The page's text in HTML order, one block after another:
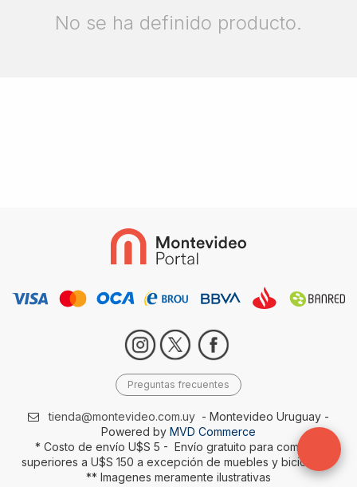
No se ha definido producto.
Preguntas frecuentes
tienda@montevideo.com.uy - Montevideo Uruguay -
Powered by MVD Commerce
* Costo de envío U$S 5 - Envío gratuito para compras
superiores a U$S 150 a excepción de muebles y bicicletas-
** Imagenes meramente ilustrativas